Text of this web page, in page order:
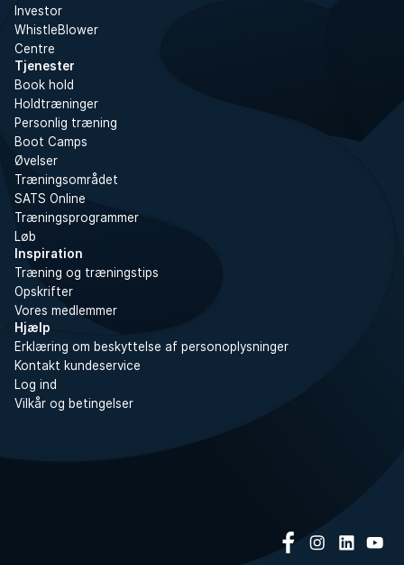
Investor
WhistleBlower
Centre
Tjenester
Book hold
Holdtræninger
Personlig træning
Boot Camps
Øvelser
Træningsområdet
SATS Online
Træningsprogrammer
Løb
Inspiration
Træning og træningstips
Opskrifter
Vores medlemmer
Hjælp
Erklæring om beskyttelse af personoplysninger
Kontakt kundeservice
Log ind
Vilkår og betingelser